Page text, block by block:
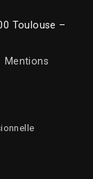
Toulouse –
Mentions